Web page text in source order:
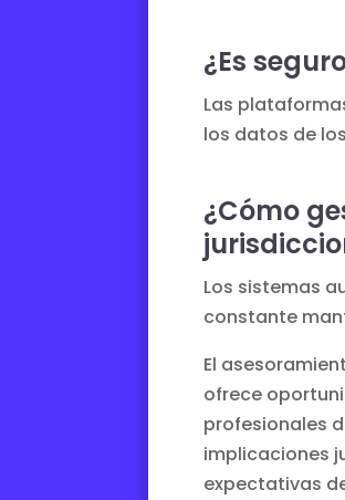
¿Es
Las
los datos de
¿Cómo
Los sistemas
constante
El
ofrece
profesionales
implicaciones
expectativas